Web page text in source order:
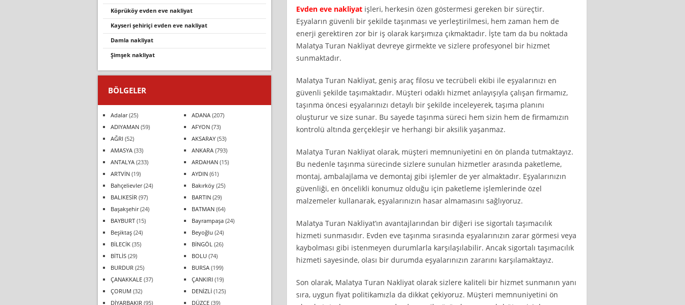
Evden eve nakliyatişleri, herkesin özen göstermesi gereken bir süreçtir.
Eşyaların güvenli bir şekilde taşınması ve yerleştirilmesi, hem zaman hem de
enerji gerektiren zor bir iş olarak karşımıza çıkmaktadır. İşte tam da bu noktada
Malatya Turan Nakliyat devreye girmekte ve sizlere profesyonel bir hizmet
sunmaktadır.
Malatya Turan Nakliyat, geniş araç filosu ve tecrübeli ekibi ile eşyalarınızı en
güvenli şekilde taşımaktadır. Müşteri odaklı hizmet anlayışıyla çalışan firmamız,
taşınma öncesi eşyalarınızı detaylı bir şekilde inceleyerek, taşıma planını
oluşturur ve size sunar. Bu sayede taşınma süreci hem sizin hem de firmamızın
kontrolü altında gerçekleşir ve herhangi bir aksilik yaşanmaz.
Malatya Turan Nakliyat olarak, müşteri memnuniyetini en ön planda tutmaktayız.
Bu nedenle taşınma sürecinde sizlere sunulan hizmetler arasında paketleme,
montaj, ambalajlama ve demontaj gibi işlemler de yer almaktadır. Eşyalarınızın
güvenliği, en öncelikli konumuz olduğu için paketleme işlemlerinde özel
malzemeler kullanarak, eşyalarınızın hasar almamasını sağlıyoruz.
Malatya Turan Nakliyat’ın avantajlarından bir diğeri ise sigortalı taşımacılık
hizmeti sunmasıdır. Evden eve taşınma sırasında eşyalarınızın zarar görmesi veya
kaybolması gibi istenmeyen durumlarla karşılaşılabilir. Ancak sigortalı taşımacılık
hizmeti sayesinde, olası bir durumda eşyalarınızın zararını karşılamaktayız.
Son olarak, Malatya Turan Nakliyat olarak sizlere kaliteli bir hizmet sunmanın yanı
sıra, uygun fiyat politikamızla da dikkat çekiyoruz. Müşteri memnuniyetini ön
köprüköy evden eve nakli̇yat
kayseri şehiriçi evden eve nakliyat
damla nakliyat
şimşek nakliyat
BÖLGELER
Adalar(25) ADANA (207)
ADIYAMAN (59) AFYON (73)
AĞRI (52) AKSARAY (53)
AMASYA (33) ANKARA (793)
ANTALYA (233) ARDAHAN (15)
ARTVİN (19) AYDIN (61)
Bahçelievler(24) Bakırköy (25)
BALIKESİR (97) BARTIN (29)
Başakşehir(24) BATMAN (64)
BAYBURT (15) Bayrampaşa (24)
Beşiktaş (24) Beyoğlu (24)
BİLECİK (35) BİNGÖL (26)
BİTLİS (29) BOLU (74)
BURDUR (25) BURSA (199)
ÇANAKKALE (37) ÇANKIRI (19)
ÇORUM (32) DENİZLİ (125)
DİYARBAKIR (95) DÜZCE (39)